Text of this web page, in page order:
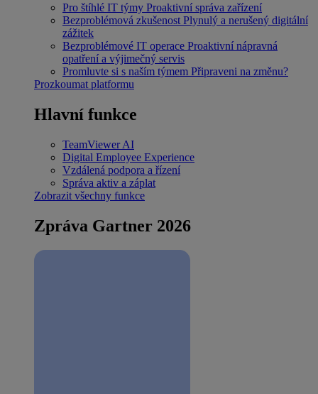
Pro štíhlé IT týmy Proaktivní správa zařízení
Bezproblémová zkušenost Plynulý a nerušený digitální
zážitek
Bezproblémové IT operace Proaktivní nápravná
opatření a výjimečný servis
Promluvte si s naším týmem Připraveni na změnu?
Prozkoumat platformu
Hlavní funkce
TeamViewer AI
Digital Employee Experience
Vzdálená podpora a řízení
Správa aktiv a záplat
Zobrazit všechny funkce
Zpráva Gartner 2026